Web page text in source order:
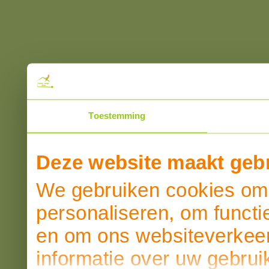
Toestemming
Deze website maakt
We gebruiken cookies
personaliseren, om
en om ons
informatie over uw